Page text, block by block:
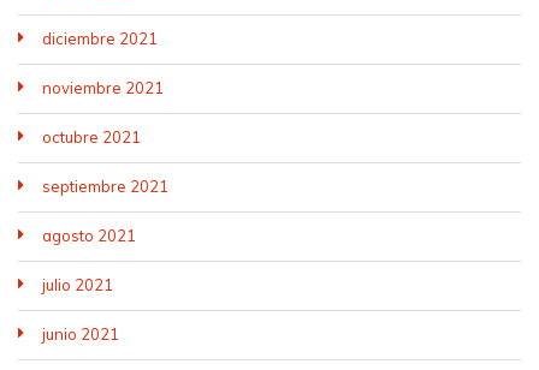
diciembre 2021
noviembre 2021
octubre 2021
septiembre 2021
agosto 2021
julio 2021
junio 2021